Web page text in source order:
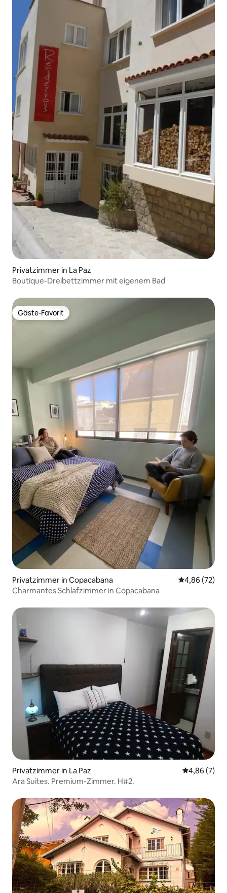
Privatzimmer in La Paz
Boutique-Dreibettzimmer mit eigenem Bad
Gäste-Favorit
Gäste-Favorit
Privatzimmer in Copacabana
4,86 (72)
Charmantes Schlafzimmer in Copacabana
Privatzimmer in La Paz
4,86 (7)
Ara Suites. Premium-Zimmer. H#2.